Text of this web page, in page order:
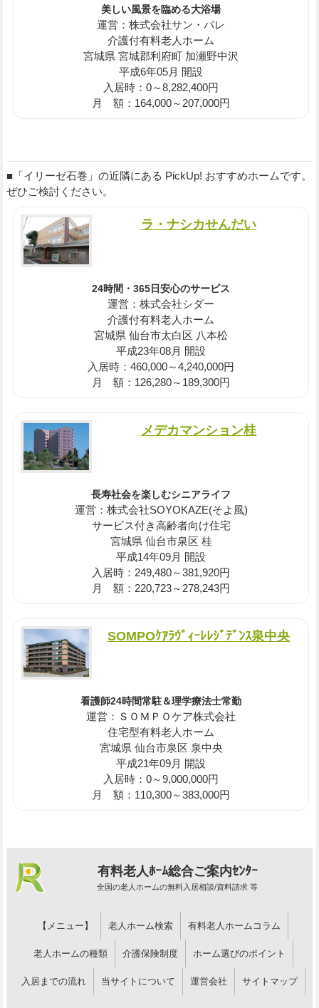
美しい風景を臨める大浴場
運営：株式会社サン・パレ
介護付有料老人ホーム
宮城県 宮城郡利府町 加瀬野中沢
平成6年05月 開設
入居時：0～8,282,400円
月 額：164,000～207,000円
■「イリーゼ石巻」の近隣にある PickUp! おすすめホームです。
ぜひご検討ください。
ラ・ナシカせんだい
24時間・365日安心のサービス
運営：株式会社シダー
介護付有料老人ホーム
宮城県 仙台市太白区 八本松
平成23年08月 開設
入居時：460,000～4,240,000円
月 額：126,280～189,300円
メデカマンション桂
長寿社会を楽しむシニアライフ
運営：株式会社SOYOKAZE(そよ風)
サービス付き高齢者向け住宅
宮城県 仙台市泉区 桂
平成14年09月 開設
入居時：249,480～381,920円
月 額：220,723～278,243円
SOMPOｹｱﾗｳﾞｨｰﾚﾚｼﾞﾃﾞﾝｽ泉中央
看護師24時間常駐＆理学療法士常勤
運営：ＳＯＭＰＯケア株式会社
住宅型有料老人ホーム
宮城県 仙台市泉区 泉中央
平成21年09月 開設
入居時：0～9,000,000円
月 額：110,300～383,000円
有料老人ﾎｰﾑ総合ご案内ｾﾝﾀｰ
全国の老人ホームの無料入居相談/資料請求 等
【メニュー】 老人ホーム検索 有料老人ホームコラム
老人ホームの種類 介護保険制度 ホーム選びのポイント
入居までの流れ 当サイトについて 運営会社 サイトマップ